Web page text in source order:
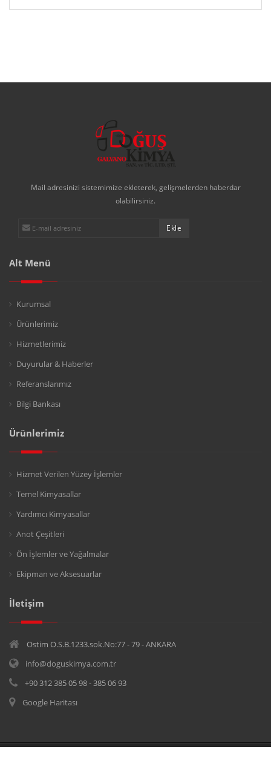
Mail adresinizi sistemimize ekleterek, gelişmelerden haberdar
olabilirsiniz.
Alt Menü
Kurumsal
Ürünlerimiz
Hizmetlerimiz
Duyurular & Haberler
Referanslarımız
Bilgi Bankası
Ürünlerimiz
Hizmet Verilen Yüzey İşlemler
Temel Kimyasallar
Yardımcı Kimyasallar
Anot Çeşitleri
Ön İşlemler ve Yağalmalar
Ekipman ve Aksesuarlar
İletişim
Ostim O.S.B.1233.sok.No:77 - 79 - ANKARA
info@doguskimya.com.tr
+90 312 385 05 98 - 385 06 93
Google Haritası